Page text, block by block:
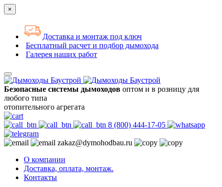
×
Доставка и монтаж под ключ
Бесплатный расчет и подбор дымохода
Галерея наших работ
Безопасные системы дымоходов оптом и в розницу для
любого типа
отопительного агрегата
8 (800) 444-17-05
zakaz@dymohodbau.ru
О компании
Доставка, оплата, монтаж.
Контакты